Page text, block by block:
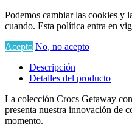
Podemos cambiar las cookies y
cuando. Esta política entra en
Acepto No, no acepto
Descripción
Detalles del producto
La colección Crocs Getaway
presenta nuestra innovación de
momento.